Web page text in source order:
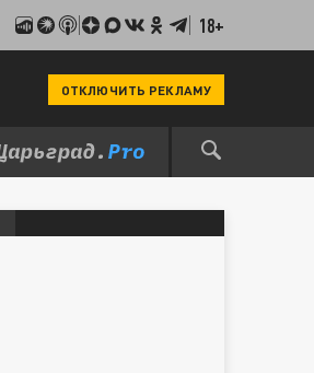
18+
ОТКЛЮЧИТЬ РЕКЛАМУ